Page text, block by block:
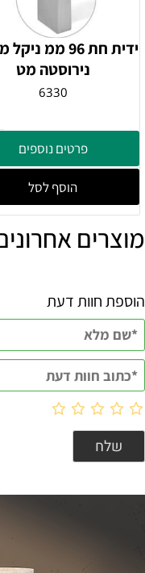
ידית חת 96 ממ
נירוסטה מט
6330
פרטים נוספים
הוסף לסל
מוצרים
הוספת חוות דעת